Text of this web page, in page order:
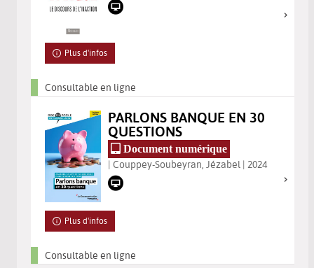
Plus d'infos
Consultable en ligne
PARLONS BANQUE EN 30
QUESTIONS
Document numérique
| Couppey-Soubeyran, Jézabel | 2024
Plus d'infos
Consultable en ligne